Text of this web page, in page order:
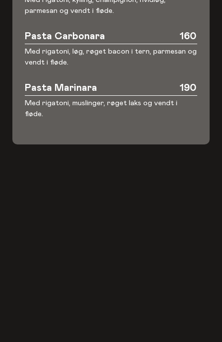
parmesan og vendt i fløde.
Pasta Carbonara 160
Med rigatoni, løg, røget bacon i tern, parmesan og
vendt i fløde.
Pasta Marinara 190
Med rigatoni, muslinger, røget laks og vendt i
fløde.